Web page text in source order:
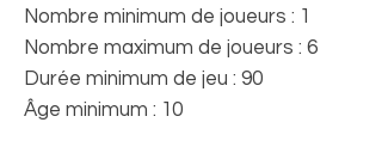
Nombre minimum de joueurs : 1
Nombre maximum de joueurs : 6
Durée minimum de jeu : 90
Âge minimum : 10